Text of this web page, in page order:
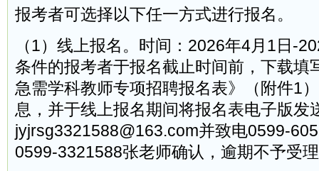
报考者可选择以下任一方式进行报名。
（1）线上报名。时间：2026年4月1日-
条件的报考者于报名截止时间前，下载填
急需学科教师专项招聘报名表》（附件1
息，并于线上报名期间将报名表电子版发
jyjrsg3321588@163.com并致电0599-
0599-3321588张老师确认，逾期不予受